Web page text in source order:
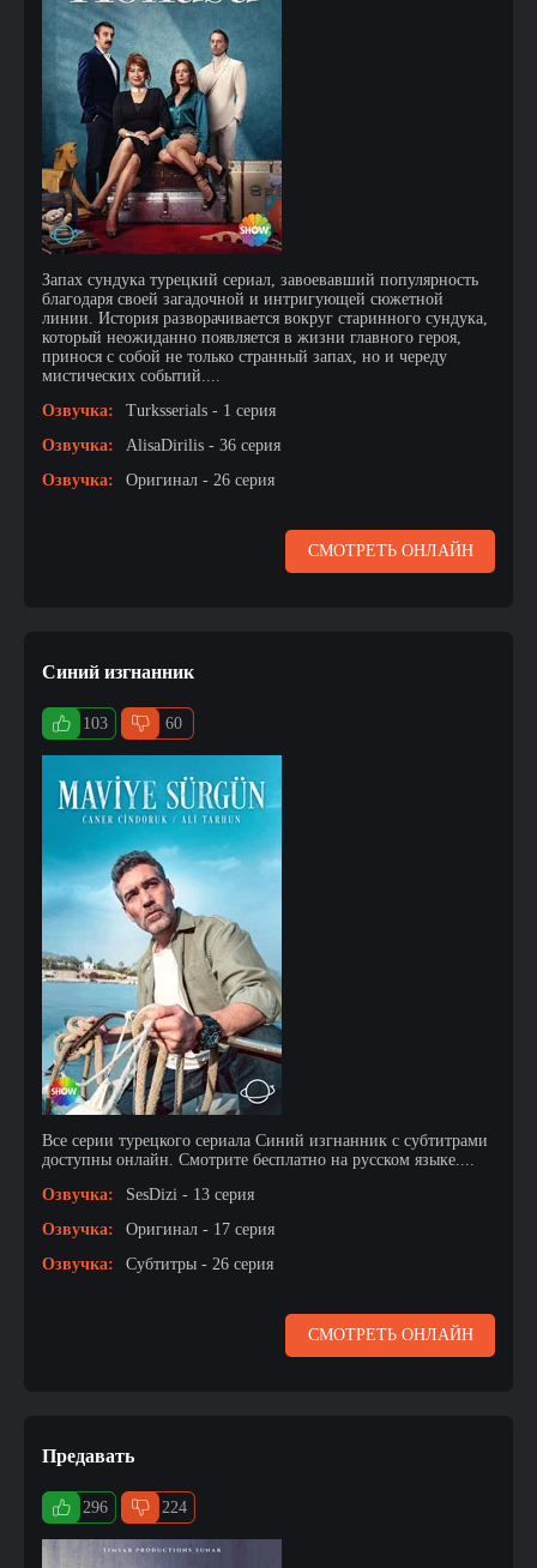
Запах сундука турецкий сериал, завоевавший популярность
благодаря своей загадочной и интригующей сюжетной
линии. История разворачивается вокруг старинного сундука,
который неожиданно появляется в жизни главного героя,
принося с собой не только странный запах, но и череду
мистических событий....
Озвучка:
Turksserials - 1 серия
Озвучка:
AlisaDirilis - 36 серия
Озвучка:
Оригинал - 26 серия
СМОТРЕТЬ ОНЛАЙН
Синий изгнанник
103 60
Все серии турецкого сериала Синий изгнанник с субтитрами
доступны онлайн. Смотрите бесплатно на русском языке....
Озвучка:
SesDizi - 13 серия
Озвучка:
Оригинал - 17 серия
Озвучка:
Субтитры - 26 серия
СМОТРЕТЬ ОНЛАЙН
Предавать
296 224